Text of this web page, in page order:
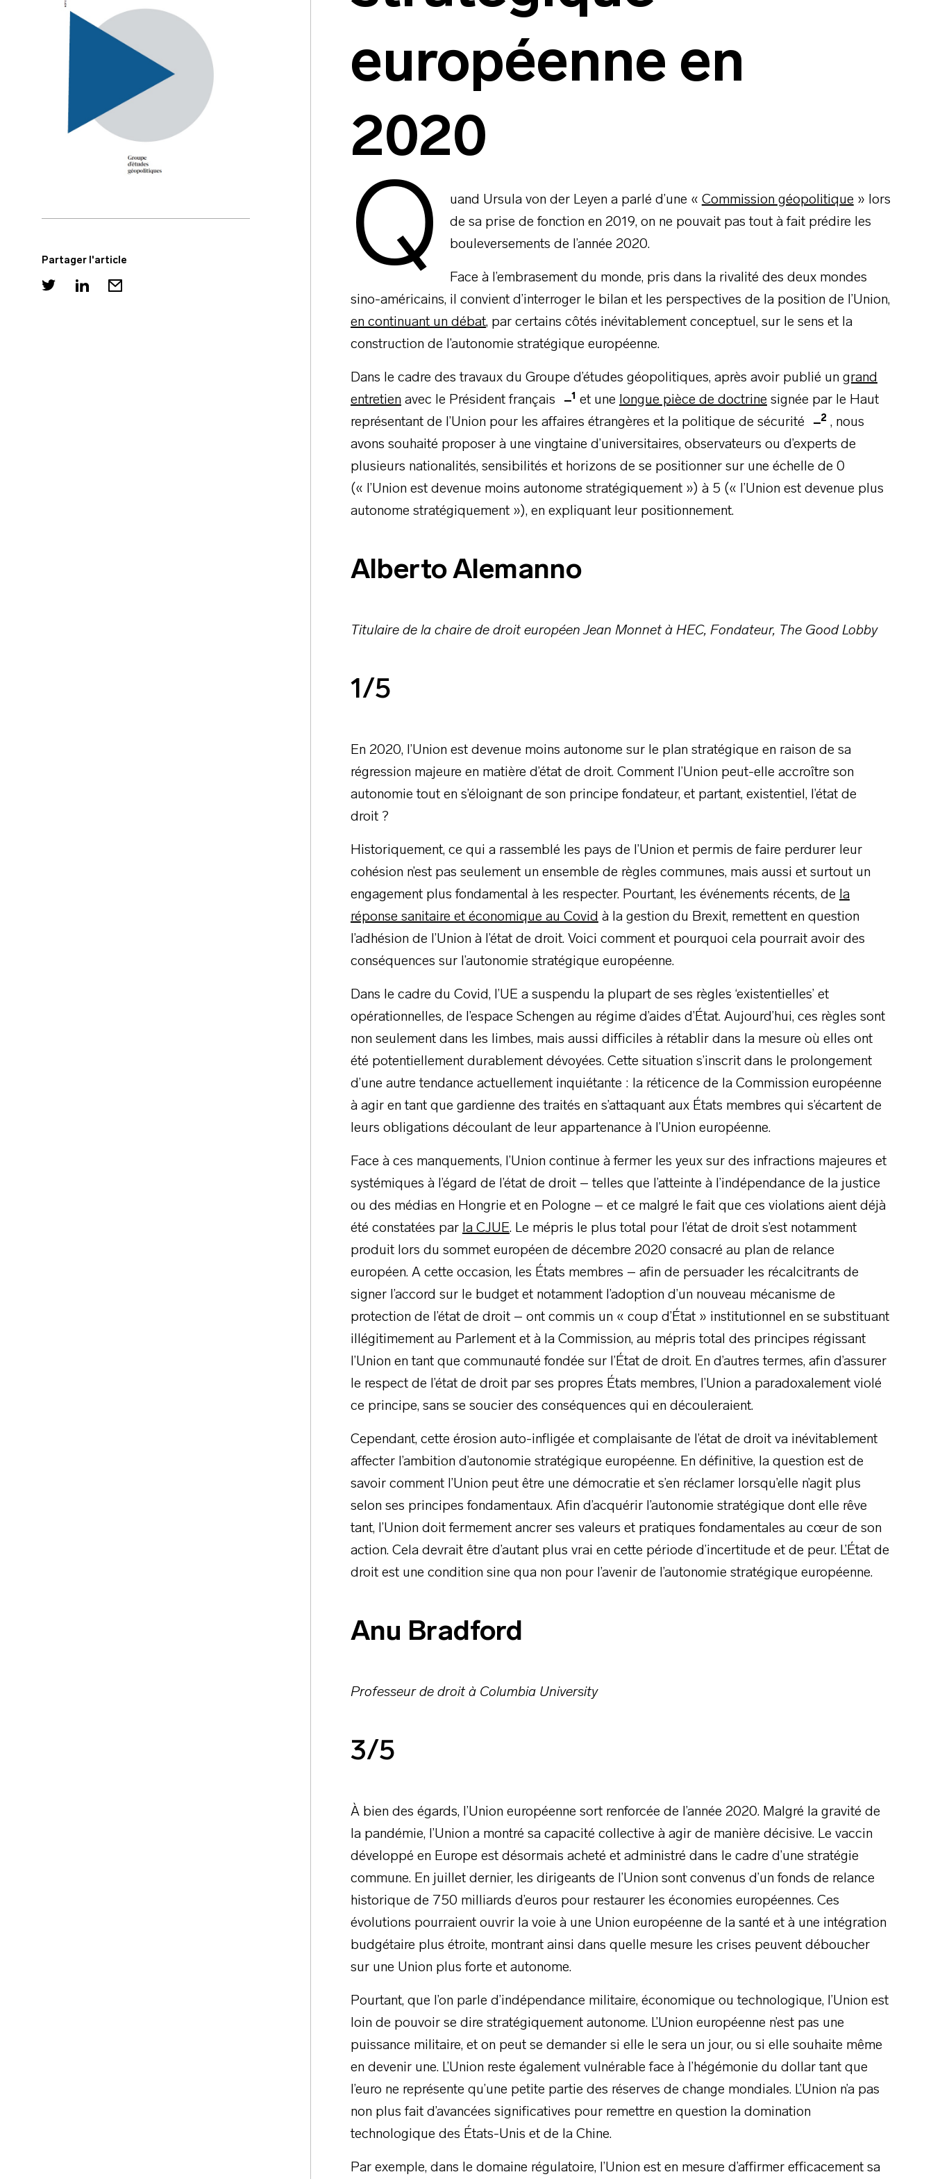
Partager l'article
européenne en
2020
Q uand Ursula von der Leyen a parlé d’une « Commission géopolitique » lors
de sa prise de fonction en 2019, on ne pouvait pas tout à fait prédire les
bouleversements de l’année 2020.
Face à l’embrasement du monde, pris dans la rivalité des deux mondes
sino-américains, il convient d’interroger le bilan et les perspectives de la position de l’Union,
en continuant un débat, par certains côtés inévitablement conceptuel, sur le sens et la
construction de l’autonomie stratégique européenne.
Dans le cadre des travaux du Groupe d’études géopolitiques, après avoir publié un grand
entretien avec le Président français 1 et une longue pièce de doctrine signée par le Haut
représentant de l’Union pour les affaires étrangères et la politique de sécurité
2 , nous
avons souhaité proposer à une vingtaine d’universitaires, observateurs ou d’experts de
plusieurs nationalités, sensibilités et horizons de se positionner sur une échelle de 0
(« l’Union est devenue moins autonome stratégiquement ») à 5 (« l’Union est devenue plus
autonome stratégiquement »), en expliquant leur positionnement.
Alberto Alemanno
Titulaire de la chaire de droit européen Jean Monnet à HEC, Fondateur, The Good Lobby
1/5
En 2020, l’Union est devenue moins autonome sur le plan stratégique en raison de sa
régression majeure en matière d’état de droit. Comment l’Union peut-elle accroître son
autonomie tout en s’éloignant de son principe fondateur, et partant, existentiel, l’état de
droit ?
Historiquement, ce qui a rassemblé les pays de l’Union et permis de faire perdurer leur
cohésion n’est pas seulement un ensemble de règles communes, mais aussi et surtout un
engagement plus fondamental à les respecter. Pourtant, les événements récents, de la
réponse sanitaire et économique au Covid à la gestion du Brexit, remettent en question
l’adhésion de l’Union à l’état de droit. Voici comment et pourquoi cela pourrait avoir des
conséquences sur l’autonomie stratégique européenne.
Dans le cadre du Covid, l’UE a suspendu la plupart de ses règles ‘existentielles’ et
opérationnelles, de l’espace Schengen au régime d’aides d’État. Aujourd’hui, ces règles sont
non seulement dans les limbes, mais aussi difficiles à rétablir dans la mesure où elles ont
été potentiellement durablement dévoyées. Cette situation s’inscrit dans le prolongement
d’une autre tendance actuellement inquiétante : la réticence de la Commission européenne
à agir en tant que gardienne des traités en s’attaquant aux États membres qui s’écartent de
leurs obligations découlant de leur appartenance à l’Union européenne.
Face à ces manquements, l’Union continue à fermer les yeux sur des infractions majeures et
systémiques à l’égard de l’état de droit – telles que l’atteinte à l’indépendance de la justice
ou des médias en Hongrie et en Pologne – et ce malgré le fait que ces violations aient déjà
été constatées par la CJUE. Le mépris le plus total pour l’état de droit s’est notamment
produit lors du sommet européen de décembre 2020 consacré au plan de relance
européen. A cette occasion, les États membres – afin de persuader les récalcitrants de
signer l’accord sur le budget et notamment l’adoption d’un nouveau mécanisme de
protection de l’état de droit – ont commis un « coup d’État » institutionnel en se substituant
illégitimement au Parlement et à la Commission, au mépris total des principes régissant
l’Union en tant que communauté fondée sur l’État de droit. En d’autres termes, afin d’assurer
le respect de l’état de droit par ses propres États membres, l’Union a paradoxalement violé
ce principe, sans se soucier des conséquences qui en découleraient.
Cependant, cette érosion auto-infligée et complaisante de l’état de droit va inévitablement
affecter l’ambition d’autonomie stratégique européenne. En définitive, la question est de
savoir comment l’Union peut être une démocratie et s’en réclamer lorsqu’elle n’agit plus
selon ses principes fondamentaux. Afin d’acquérir l’autonomie stratégique dont elle rêve
tant, l’Union doit fermement ancrer ses valeurs et pratiques fondamentales au cœur de son
action. Cela devrait être d’autant plus vrai en cette période d’incertitude et de peur. L’État de
droit est une condition sine qua non pour l’avenir de l’autonomie stratégique européenne.
Anu Bradford
Professeur de droit à Columbia University
3/5
À bien des égards, l’Union européenne sort renforcée de l’année 2020. Malgré la gravité de
la pandémie, l’Union a montré sa capacité collective à agir de manière décisive. Le vaccin
développé en Europe est désormais acheté et administré dans le cadre d’une stratégie
commune. En juillet dernier, les dirigeants de l’Union sont convenus d’un fonds de relance
historique de 750 milliards d’euros pour restaurer les économies européennes. Ces
évolutions pourraient ouvrir la voie à une Union européenne de la santé et à une intégration
budgétaire plus étroite, montrant ainsi dans quelle mesure les crises peuvent déboucher
sur une Union plus forte et autonome.
Pourtant, que l’on parle d’indépendance militaire, économique ou technologique, l’Union est
loin de pouvoir se dire stratégiquement autonome. L’Union européenne n’est pas une
puissance militaire, et on peut se demander si elle le sera un jour, ou si elle souhaite même
en devenir une. L’Union reste également vulnérable face à l’hégémonie du dollar tant que
l’euro ne représente qu’une petite partie des réserves de change mondiales. L’Union n’a pas
non plus fait d’avancées significatives pour remettre en question la domination
technologique des États-Unis et de la Chine.
Par exemple, dans le domaine régulatoire, l’Union est en mesure d’affirmer efficacement sa